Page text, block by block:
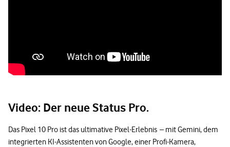
Video: Der neue Status Pro.
Das Pixel 10 Pro ist das ultimative Pixel-Erlebnis – mit Gemini, dem
integrierten KI-Assistenten von Google, einer Profi-Kamera,